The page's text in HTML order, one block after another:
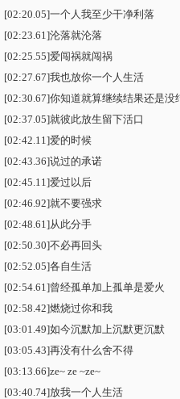
[02:20.05]一个人我至少干净利落
[02:23.61]沦落就沦落
[02:25.55]爱闯祸就闯祸
[02:27.67]我也放你一个人生活
[02:30.67]你知道就算继续结果还是没
[02:37.05]就彼此放生留下活口
[02:42.11]爱的时候
[02:43.36]说过的承诺
[02:45.11]爱过以后
[02:46.92]就不要强求
[02:48.61]从此分手
[02:50.30]不必再回头
[02:52.05]各自生活
[02:54.61]曾经孤单加上孤单是爱火
[02:58.42]燃烧过你和我
[03:01.49]如今沉默加上沉默更沉默
[03:05.43]再没有什么舍不得
[03:13.66]ze~ ze ~ze~
[03:40.74]放我一个人生活